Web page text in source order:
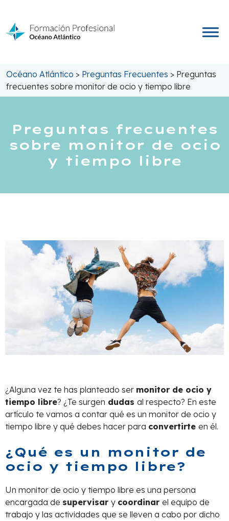
contenido
Océano Atlántico > Preguntas Frecuentes > Preguntas
frecuentes sobre monitor de ocio y tiempo libre
Preguntas frecuentes
sobre monitor de ocio
y tiempo libre
¿Alguna vez te has planteado ser monitor de ocio y
tiempo libre? ¿Te surgen dudas al respecto? En este
artículo te vamos a contar qué es un monitor de ocio y
tiempo libre y qué debes hacer para convertirte en él.
¿Qué es un monitor de
ocio y tiempo libre?
Un monitor de ocio y tiempo libre es una persona
encargada de supervisar y coordinar el equipo de
trabajo y las actividades que se lleven a cabo por dicho